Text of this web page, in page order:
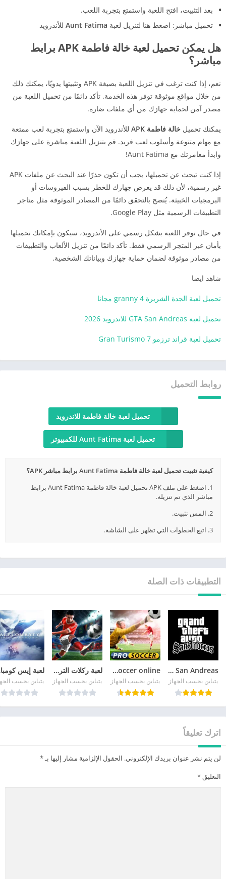
بعد التثبيت، افتح اللعبة واستمتع بتجربة اللعب.
تحميل مباشر: اضغط هنا لتنزيل لعبة Aunt Fatima للأندرويد
هل يمكن تحميل لعبة خالة فاطمة APK برابط
مباشر؟
نعم، إذا كنت ترغب في تنزيل اللعبة بصيغة APK وتثبيتها يدويًا، يمكنك ذلك
من خلال مواقع موثوقة توفر هذه الخدمة. تأكد دائمًا من تحميل اللعبة من
مصدر آمن لحماية جهازك من أي ملفات ضارة.
يمكنك تحميل خالة فاطمة APK
للأندرويد الآن واستمتع بتجربة لعب ممتعة
مع مهام متنوعة وأسلوب لعب فريد. قم بتنزيل اللعبة مباشرة على جهازك
وابدأ مغامرتك مع Aunt Fatima!
إذا كنت تبحث عن تحميلها، يجب أن تكون حذرًا عند البحث عن ملفات APK
غير رسمية، لأن ذلك قد يعرض جهازك للخطر بسبب الفيروسات أو
البرمجيات الخبيثة. يُنصح بالتحقق دائمًا من المصادر الموثوقة مثل متاجر
التطبيقات الرسمية مثل Google Play.
في حال توفر اللعبة بشكل رسمي على الأندرويد، سيكون بإمكانك تحميلها
بأمان عبر المتجر الرسمي فقط. تأكد دائمًا من تنزيل الألعاب والتطبيقات
من مصادر موثوقة لضمان حماية جهازك وبياناتك الشخصية.
شاهد ايضا
تحميل لعبة الجدة الشريرة granny 4 مجانا
تحميل لعبة GTA San Andreas للاندرويد 2026
تحميل لعبة قراند ترزمو 7 Gran Turismo
روابط التحميل
تحميل لعبة خالة فاطمة للاندرويد
تحميل لعبة Aunt Fatima للكمبيوتر
كيفية تثبيت تحميل لعبة خالة فاطمة Aunt Fatima برابط مباشر APK؟
1. اضغط على ملف APK تحميل لعبة خالة فاطمة Aunt Fatima برابط
مباشر الذي تم تنزيله.
2. المس تثبيت.
3. اتبع الخطوات التي تظهر على الشاشة.
التطبيقات ذات الصلة
GTA San Andreas
يتباين بحسب الجهاز
pro soccer online مهكرة
يتباين بحسب الجهاز
لعبة ركلات الترجيح
يتباين بحسب الجهاز يتباين بحسب
اترك تعليقاً
لن يتم نشر عنوان بريدك الإلكتروني. الحقول الإلزامية مشار إليها بـ*
التعليق *